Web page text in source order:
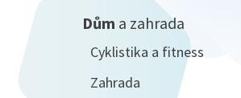
Dům a zahrada
Cyklistika a fitness
Zahrada